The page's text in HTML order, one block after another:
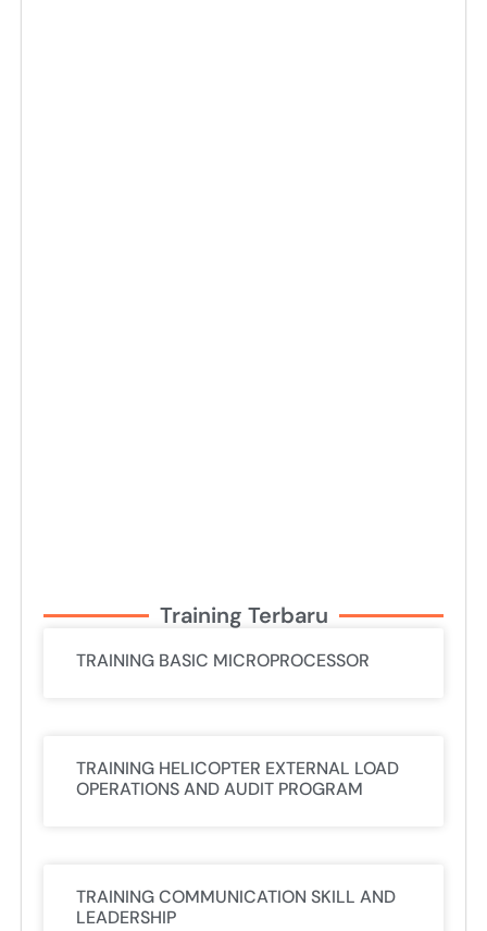
Training Terbaru
TRAINING BASIC MICROPROCESSOR
TRAINING HELICOPTER EXTERNAL LOAD
OPERATIONS AND AUDIT PROGRAM
TRAINING COMMUNICATION SKILL AND
LEADERSHIP